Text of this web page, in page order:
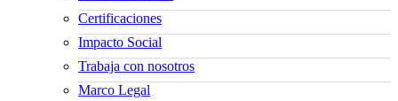
Certificaciones
Impacto Social
Trabaja con nosotros
Marco Legal